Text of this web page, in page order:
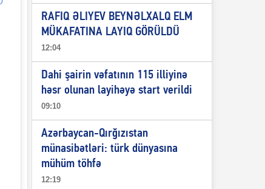
RAFIQ ƏLIYEV BEYNƏLXALQ ELM
MÜKAFATINA LAYIQ GÖRÜLDÜ
12:04
Dahi şairin vəfatının 115 illiyinə
həsr olunan layihəyə start verildi
09:10
Azərbaycan-Qırğızıstan
münasibətləri: türk dünyasına
mühüm töhfə
12:19